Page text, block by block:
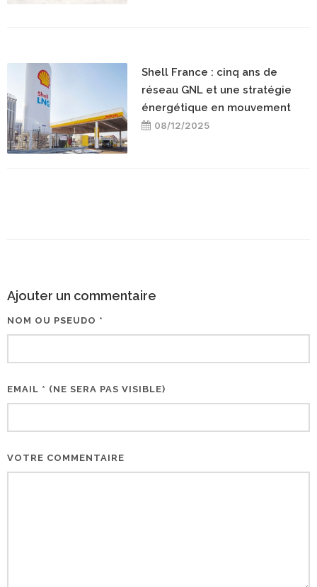
Shell France : cinq ans de
réseau GNL et une stratégie
énergétique en mouvement
08/12/2025
Ajouter un commentaire
NOM OU PSEUDO *
EMAIL * (NE SERA PAS VISIBLE)
VOTRE COMMENTAIRE